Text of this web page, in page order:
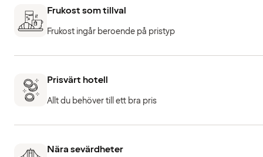
Frukost som tillval
Frukost ingår beroende på pristyp
Prisvärt hotell
Allt du behöver till ett bra pris
Nära sevärdheter